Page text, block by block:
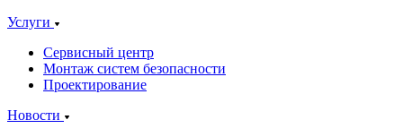
Услуги
Сервисный центр
Монтаж систем безопасности
Проектирование
Новости